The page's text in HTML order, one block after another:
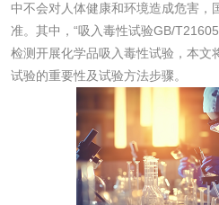
中不会对人体健康和环境造成危害，
准。其中，“吸入毒性试验GB/
检测开展化学品吸入毒性试验，本文
试验的重要性及试验方法步骤。
清洗剂检
洗手液检测
水处理剂